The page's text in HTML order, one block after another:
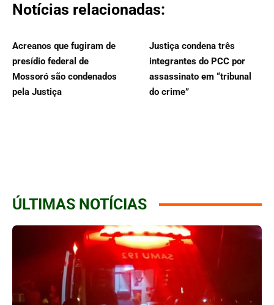
Notícias relacionadas:
Acreanos que fugiram de
presídio federal de
Mossoró são condenados
pela Justiça
Justiça condena três
integrantes do PCC por
assassinato em “tribunal
do crime”
ÚLTIMAS NOTÍCIAS